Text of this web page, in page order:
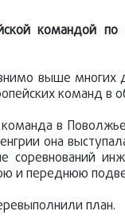
командой по
выше
команд в
команда в
она
и переднюю
план.